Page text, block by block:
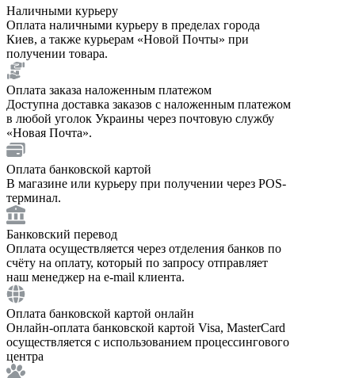
Наличными курьеру
Оплата наличными курьеру в пределах города
Киев, а также курьерам «Новой Почты» при
получении товара.
Оплата заказа наложенным платежом
Доступна доставка заказов с наложенным платежом
в любой уголок Украины через почтовую службу
«Новая Почта».
Оплата банковской картой
В магазине или курьеру при получении через POS-
терминал.
Банковский перевод
Оплата осуществляется через отделения банков по
счёту на оплату, который по запросу отправляет
наш менеджер на e-mail клиента.
Оплата банковской картой онлайн
Онлайн-оплата банковской картой Visa, MasterCard
осуществляется с использованием процессингового
центра